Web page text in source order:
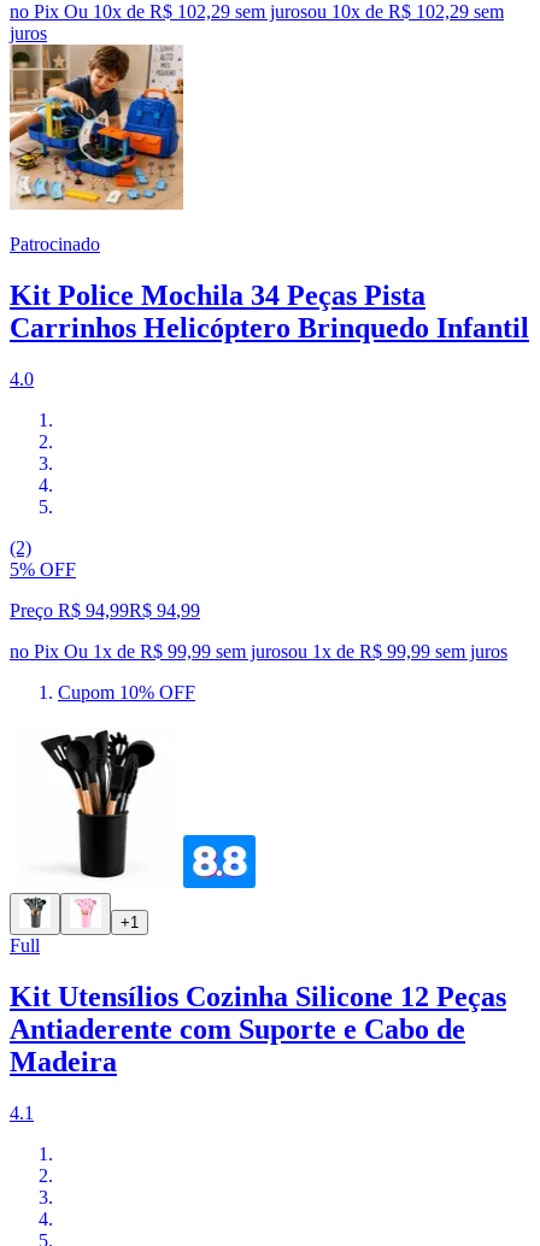
no Pix Ou 10x de R$ 102,29 sem jurosou 10x de R$ 102,29 sem
juros
Patrocinado
Kit Police Mochila 34 Peças Pista
Carrinhos Helicóptero Brinquedo Infantil
4.0
(2)
5% OFF
Preço R$ 94,99R$ 94,99
no Pix Ou 1x de R$ 99,99 sem jurosou 1x de R$ 99,99 sem juros
Cupom 10% OFF
+1
Full
Kit Utensílios Cozinha Silicone 12 Peças
Antiaderente com Suporte e Cabo de
Madeira
4.1